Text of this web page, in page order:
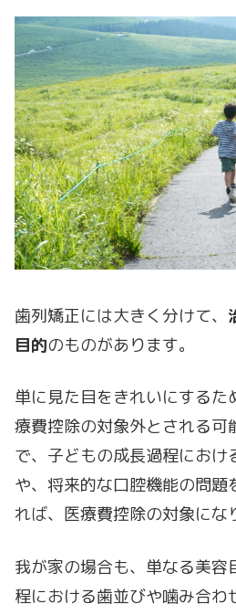
歯列矯正には大きく分けて、
目的のものがあります。
単に見た目をきれいにするた
療費控除の対象外とされる可
で、子どもの成長過程におけ
や、将来的な口腔機能の問題
れば、医療費控除の対象にな
我が家の場合も、単なる美容
程における歯並びや噛み合わ